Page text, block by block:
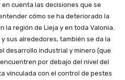
cuenta las decisiones que se
cómo se ha deteriorado la
región de Lieja y en toda Valonia.
sus alrededores, también se da la
desarrollo industrial y minero (que
por debajo del nivel del
vinculada con el control de pestes